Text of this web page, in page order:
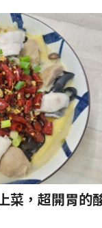
菜，超開胃的